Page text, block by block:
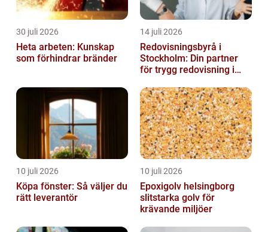
30 juli 2026
Heta arbeten: Kunskap
som förhindrar bränder
14 juli 2026
Redovisningsbyrå i
Stockholm: Din partner
för trygg redovisning i
10 juli 2026
Köpa fönster: Så väljer du
rätt leverantör
10 juli 2026
Epoxigolv helsingborg
slitstarka golv för
krävande miljöer